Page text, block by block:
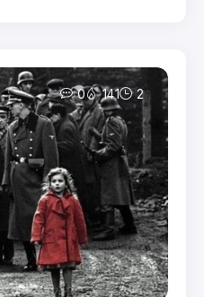
0 141 2